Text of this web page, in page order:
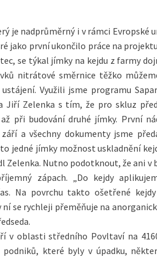
je nadprůměrný i v rámci Evropské
jako první ukončilo práce na
se týkal jímky na kejdu z farmy
nitrátové směrnice těžko
Využili jsme programu
Jiří Zelenka s tím, že pro skluz
při budování druhé jímky. První
a všechny dokumenty jsme
jedné jímky možnost uskladnění
Zelenka. Nutno podotknout, že ani
zápach. „Do kejdy
Na povrchu takto ošetřené
se rychleji přeměňuje na
v oblasti středního Povltaví na
které byly v úpadku,